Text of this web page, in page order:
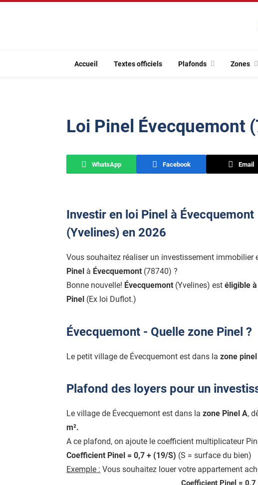
Accueil Textes officiels Plafonds Zones
Loi Pinel Évecquemont
WhatsApp Facebook Email
Investir en loi Pinel à Évecquemont
(Yvelines) en 2026
Vous souhaitez réaliser un investissement immobilier
Pinel à Évecquemont (78740) ?
Bonne nouvelle! Évecquemont (Yvelines) est éligible
Pinel (Ex loi Duflot.)
Évecquemont - Quelle zone Pinel ?
Le petit village de Évecquemont est dans la zone
Plafond des loyers pour un
Le village de Évecquemont est dans la zone Pinel A,
m².
A ce plafond, on ajoute le coefficient multiplicateur
Coefficient Pinel = 0,7 + (19/S) (S = surface du bien)
Exemple : Vous souhaitez louer votre appartement
Coefficient Pinel =